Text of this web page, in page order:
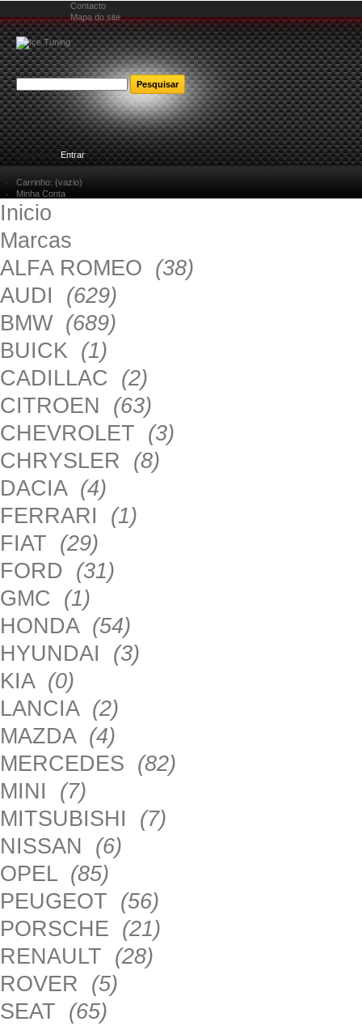
Contacto
Mapa do site
Bem-vindoEntrar
Carrinho: (vazio)
Minha Conta
Inicio
Marcas
ALFA ROMEO (38)
AUDI (629)
BMW (689)
BUICK (1)
CADILLAC (2)
CITROEN (63)
CHEVROLET (3)
CHRYSLER (8)
DACIA (4)
FERRARI (1)
FIAT (29)
FORD (31)
GMC (1)
HONDA (54)
HYUNDAI (3)
KIA (0)
LANCIA (2)
MAZDA (4)
MERCEDES (82)
MINI (7)
MITSUBISHI (7)
NISSAN (6)
OPEL (85)
PEUGEOT (56)
PORSCHE (21)
RENAULT (28)
ROVER (5)
SEAT (65)